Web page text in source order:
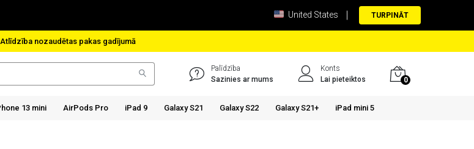
United States TURPINĀT
Atlīdzība nozaudētas pakas gadījumā
Palīdzība
Sazinies ar mums
Konts
Lai pieteiktos
0
13 mini AirPods Pro iPad 9 Galaxy S21 Galaxy S22 Galaxy S21+ iPad mini 5